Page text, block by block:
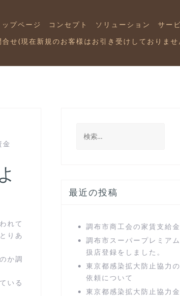
ップページ コンセプト ソリューション サー
合せ(現在新規のお客様はお引き受けしておりませ
金
れて
りあ
か調
いる
最近の投稿
調布市商工会の家賃支給金
調布市スーパープレミア
扱店登録をしました。
東京都感染拡大防止協力
依頼について
東京都感染拡大防止協力金